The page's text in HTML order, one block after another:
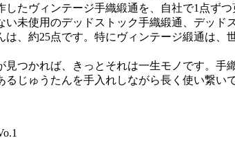
したヴィンテージ手織緞通を、自社で1点ず
い未使用のデッドストック手織緞通、デッド
は、約25点です。特にヴィンテージ緞通は
見つかれば、きっとそれは一生モノです。手
るじゅうたんを手入れしながら長く使い繋